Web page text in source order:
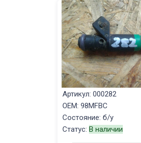
Артикул: 000282
OEM: 98MFBC
Состояние: б/у
Статус: В наличии